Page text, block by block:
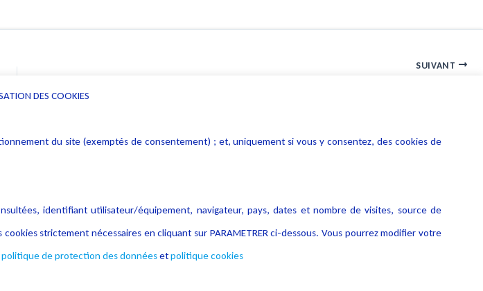
SUIVANT
DES COOKIES
du site (exemptés de consentement) ; et, uniquement si vous y consentez, des cookies de
identifiant utilisateur/équipement, navigateur, pays, dates et nombre de visites, source de
strictement nécessaires en cliquant sur PARAMETRER ci-dessous. Vous pourrez modifier votre
politique de protection des donnéesetpolitique cookies